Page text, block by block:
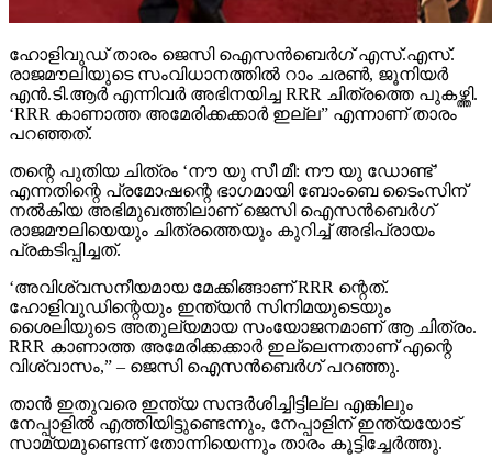
ഹോളിവുഡ് താരം ജെസി ഐസന്‍ബെര്‍ഗ് എസ്.എസ്.
രാജമൗലിയുടെ സംവിധാനത്തില്‍ റാം ചരണ്‍, ജൂനിയര്‍
എന്‍.ടി.ആര്‍ എന്നിവര്‍ അഭിനയിച്ച RRR ചിത്രത്തെ പുകഴ്ത്തി.
‘RRR കാണാത്ത അമേരിക്കക്കാര്‍ ഇല്ല” എന്നാണ് താരം
പറഞ്ഞത്.
തന്റെ പുതിയ ചിത്രം ‘നൗ യു സീ മീ: നൗ യു ഡോണ്ട്’
എന്നതിന്റെ പ്രമോഷന്റെ ഭാഗമായി ബോംബെ ടൈംസിന്
നല്‍കിയ അഭിമുഖത്തിലാണ് ജെസി ഐസന്‍ബെര്‍ഗ്
രാജമൗലിയെയും ചിത്രത്തെയും കുറിച്ച് അഭിപ്രായം
പ്രകടിപ്പിച്ചത്.
‘അവിശ്വസനീയമായ മേക്കിങ്ങാണ് RRR ന്റെത്.
ഹോളിവുഡിന്റെയും ഇന്ത്യന്‍ സിനിമയുടെയും
ശൈലിയുടെ അതുല്യമായ സംയോജനമാണ് ആ ചിത്രം.
RRR കാണാത്ത അമേരിക്കക്കാര്‍ ഇല്ലെന്നതാണ് എന്റെ
വിശ്വാസം,” – ജെസി ഐസന്‍ബെര്‍ഗ് പറഞ്ഞു.
താന്‍ ഇതുവരെ ഇന്ത്യ സന്ദര്‍ശിച്ചിട്ടില്ല എങ്കിലും
നേപ്പാളില്‍ എത്തിയിട്ടുണ്ടെന്നും, നേപ്പാളിന് ഇന്ത്യയോട്
സാമ്യമുണ്ടെന്ന് തോന്നിയെന്നും താരം കൂട്ടിച്ചേര്‍ത്തു.